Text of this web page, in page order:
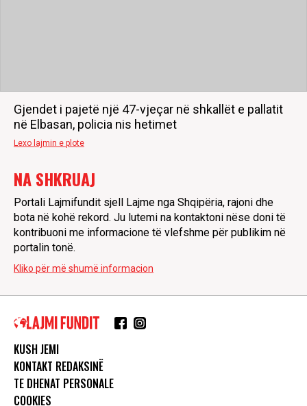
Gjendet i pajetë një 47-vjeçar në shkallët e pallatit
në Elbasan, policia nis hetimet
Lexo lajmin e plote
NA SHKRUAJ
Portali Lajmifundit sjell Lajme nga Shqipëria, rajoni dhe
bota në kohë rekord. Ju lutemi na kontaktoni nëse doni të
kontribuoni me informacione të vlefshme për publikim në
portalin tonë.
Kliko për më shumë informacion
KUSH JEMI
KONTAKT REDAKSINË
TE DHENAT PERSONALE
COOKIES